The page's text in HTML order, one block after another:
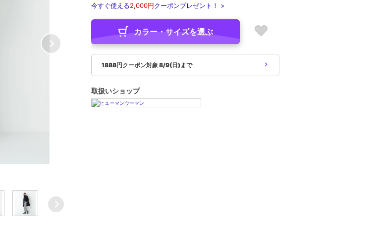
今すぐ使える2,000円クーポンプレゼント！ >
カラー・サイズを選ぶ
1888円クーポン対象 8/9(日)まで
取扱いショップ